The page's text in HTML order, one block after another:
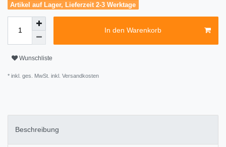
Artikel auf Lager, Lieferzeit 2-3 Werktage
In den Warenkorb
Wunschliste
* inkl. ges. MwSt. inkl. Versandkosten
Beschreibung